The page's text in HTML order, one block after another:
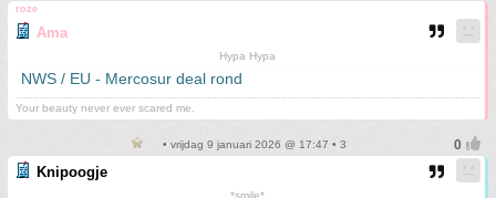
roze
Ama
Hypa Hypa
NWS / EU - Mercosur deal rond
Your beauty never ever scared me.
• vrijdag 9 januari 2026 @ 17:47 • 3
Knipoogje
*smile*